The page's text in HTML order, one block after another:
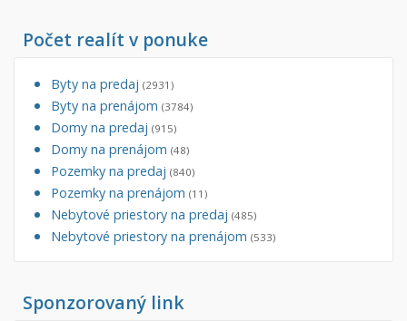
Počet realít v ponuke
Byty na predaj (2931)
Byty na prenájom (3784)
Domy na predaj (915)
Domy na prenájom (48)
Pozemky na predaj (840)
Pozemky na prenájom (11)
Nebytové priestory na predaj (485)
Nebytové priestory na prenájom (533)
Sponzorovaný link